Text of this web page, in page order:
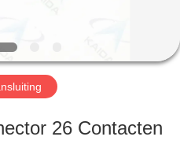
26 Contacten